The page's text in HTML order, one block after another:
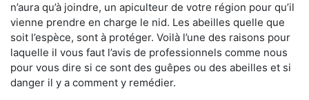
n’aura qu’à joindre, un apiculteur de votre région pour qu’il
vienne prendre en charge le nid. Les abeilles quelle que
soit l’espèce, sont à protéger. Voilà l’une des raisons pour
laquelle il vous faut l’avis de professionnels comme nous
pour vous dire si ce sont des guêpes ou des abeilles et si
danger il y a comment y remédier.